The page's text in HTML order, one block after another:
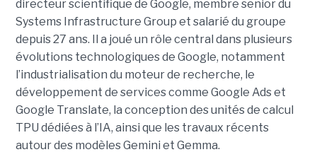
directeur scientifique de Google, membre senior du
Systems Infrastructure Group et salarié du groupe
depuis 27 ans. Il a joué un rôle central dans plusieurs
évolutions technologiques de Google, notamment
l’industrialisation du moteur de recherche, le
développement de services comme Google Ads et
Google Translate, la conception des unités de calcul
TPU dédiées à l’IA, ainsi que les travaux récents
autour des modèles Gemini et Gemma.